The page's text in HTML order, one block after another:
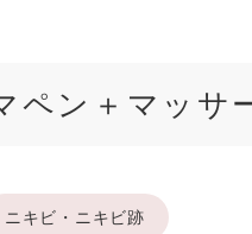
ペン＋マッサ
ニキビ・ニキビ跡